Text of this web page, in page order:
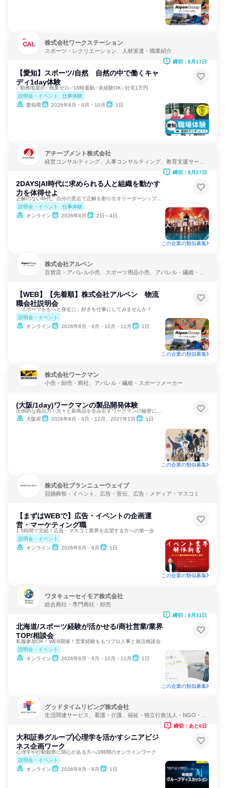
株式会社ワークステーション
スポーツ・レクリエーション、人材派遣・職業紹介
【愛知】スポーツ/自然 自然の中で働くキャ
ディ1day体験
✅勤務地選択✅残業ゼロ✅16時退勤✅未経験OK✅社宅1万円
説明会・イベント
仕事体験
愛知県
2026年8月・9月・10月 1日
締切：8月17日
アチーブメント株式会社
経営コンサルティング、人事コンサルティング、教育支援サービ
2DAYS|AI時代に求められる人と組織を動かす
力を体得せよ
正解のない時代。自分の意志で正解を創り出すリーダーシップを。
説明会・イベント
仕事体験
オンライン
2026年8月 2日～4日
締切：8月27日
この企業の類似募集
株式会社アルペン
百貨店・アパレル小売、スポーツ用品小売、アパレル・繊維・ス
【WEB】【先着順】株式会社アルペン 物流
職会社説明会
「スポーツをもっと身近に」好きを仕事にしてみませんか？
説明会・イベント
オンライン
2026年8月・9月・10月・11月 1日
この企業の類似募集
株式会社ワークマン
小売・卸売・商社、アパレル・繊維・スポーツメーカー
(大阪/1day)ワークマンの製品開発体験
大阪府
2026年8月・9月・12月、2027年1月 1日
この企業の類似募集
株式会社ブランニューウェイブ
冠婚葬祭・イベント、広告・宣伝、広告・メディア・マスコミ
【まずはWEBで】広告・イベントの企画運
営・マーケティング職
1.5時間で完結！広告・マスコミ業界を志望する方への第一歩
説明会・イベント
オンライン
2026年8月・9月 1日
この企業の類似募集
ワタキューセイモア株式会社
総合商社・専門商社・卸売
北海道/スポーツ経験が活かせる/商社営業/業界
TOP/相談会
私服参加OK！WEB開催！営業経験をもつプロ人事と就活相談会
説明会・イベント
オンライン
2026年8月・9月・10月・11月 1日
締切：8月31日
この企業の類似募集
グッドタイムリビング株式会社
生活関連サービス、看護・介護、福祉・独立行政法人・NGO・N
大和証券グループ|心理学を活かすシニアビジ
ネス企画ワーク
心理学や行動観察に関心がある方へ/2時間のオンラインワーク
説明会・イベント
オンライン
2026年8月・9月 1日
締切：あと6日